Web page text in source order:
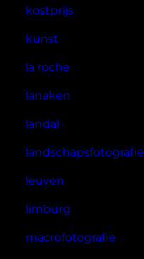
kostprijs
kunst
la roche
lanaken
landal
landschapsfotografie
leuven
limburg
macrofotografie